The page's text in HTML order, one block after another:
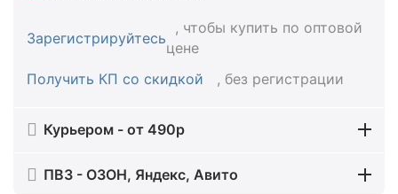
Зарегистрируйтесь
, чтобы купить по оптовой
цене
Получить КП со скидкой
, без регистрации
Курьером - от 490р
ПВЗ - ОЗОН, Яндекс, Авито